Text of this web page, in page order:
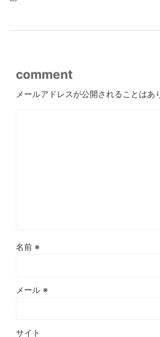
comment
メールアドレスが公開されることはあ
名前 ※
メール ※
サイト